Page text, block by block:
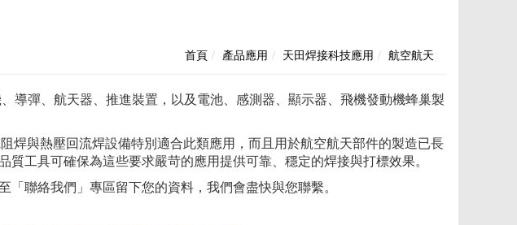
首頁 產品應用 天田焊接科技應用 航空航天
導彈、航天器、推進裝置，以及電池、感測器、顯示器、飛機發動機蜂巢製
焊與熱壓回流焊設備特別適合此類應用，而且用於航空航天部件的製造已長
質工具可確保為這些要求嚴苛的應用提供可靠、穩定的焊接與打標效果。
聯絡我們」專區留下您的資料，我們會盡快與您聯繫。